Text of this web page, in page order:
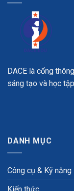
DACE là cổng
sáng tạo và học
DANH MỤC
Công cụ & Kỹ năng